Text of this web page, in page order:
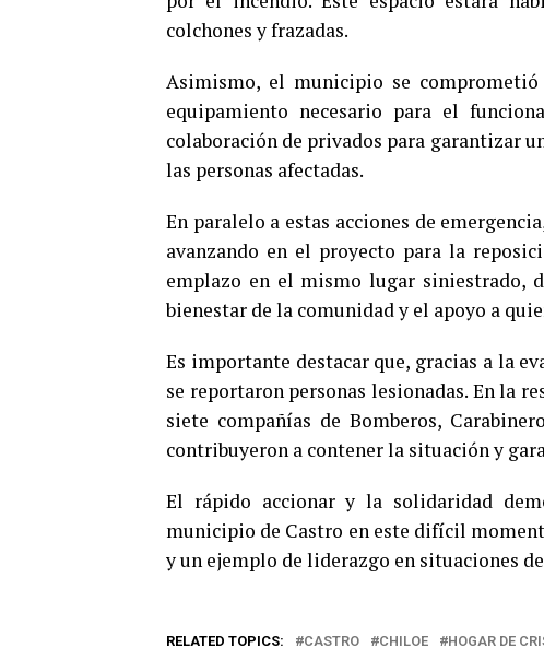
colchones y frazadas.
Asimismo, el municipio se
equipamiento necesario para el
colaboración de privados para garantizar
las personas afectadas.
En paralelo a estas acciones de
avanzando en el proyecto para la
emplazo en el mismo lugar siniestrado,
bienestar de la comunidad y el apoyo a
Es importante destacar que, gracias a la
se reportaron personas lesionadas. En la
siete compañías de Bomberos,
contribuyeron a contener la situación y
El rápido accionar y la solidaridad
municipio de Castro en este difícil
y un ejemplo de liderazgo en situaciones
RELATED TOPICS: CASTRO CHILOE HOGAR DE